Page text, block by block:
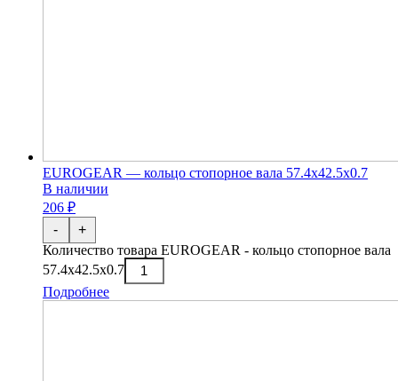
EUROGEAR — кольцо стопорное вала 57.4х42.5х0.7
В наличии
206 ₽
-
Количество товара EUROGEAR - кольцо стопорное вала
57.4х42.5х0.7
+
Подробнее